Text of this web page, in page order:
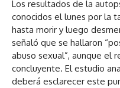
Los resultados de la
conocidos el lunes por la
hasta morir y luego
señaló que se hallaron
abuso sexual”, aunque el
concluyente. El estudio
deberá esclarecer este